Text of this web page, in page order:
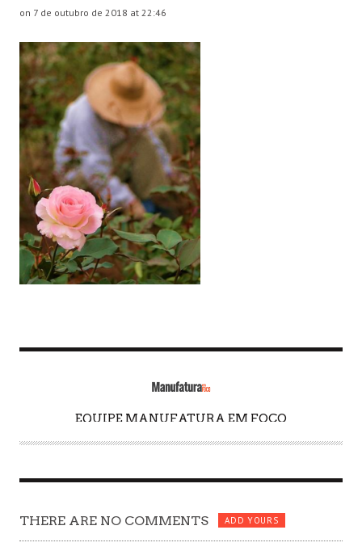
on 7 de outubro de 2018 at 22:46
U
H
R
EQUIPE MANUFATURA EM FOCO
THERE ARE NO COMMENTS ADD YOURS